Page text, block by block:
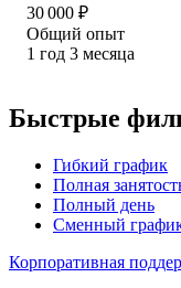
30 000 ₽
Общий опыт
1 год 3 месяца
Быстрые
Гибкий график
Полная
Полный день
Сменный
Корпоративная